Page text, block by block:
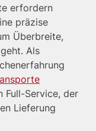
erfordern
präzise
Überbreite,
Als
Full-Service, der
Lieferung